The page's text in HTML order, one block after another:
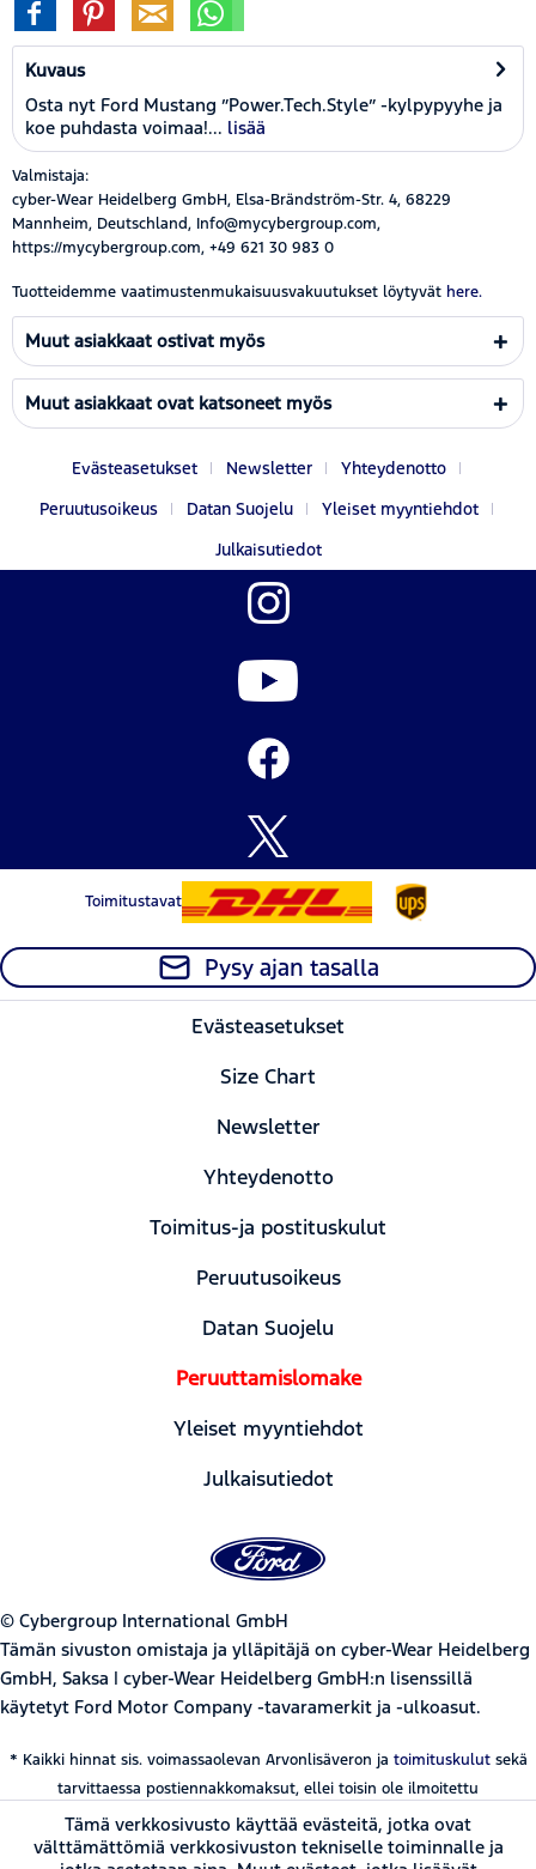
Kuvaus
Osta nyt Ford Mustang ”Power.Tech.Style” -kylpypyyhe ja
koe puhdasta voimaa!... lisää
Valmistaja:
cyber-Wear Heidelberg GmbH, Elsa-Brändström-Str. 4, 68229
Mannheim, Deutschland, Info@mycybergroup.com,
https://mycybergroup.com, +49 621 30 983 0
Tuotteidemme vaatimustenmukaisuusvakuutukset löytyvät here.
Muut asiakkaat ostivat myös
Muut asiakkaat ovat katsoneet myös
Evästeasetukset Newsletter
Yhteydenotto
Peruutusoikeus
Datan Suojelu
Yleiset myyntiehdot
Julkaisutiedot
Toimitustavat
Pysy ajan tasalla
Evästeasetukset
Size Chart
Newsletter
Yhteydenotto
Toimitus-ja postituskulut
Peruutusoikeus
Datan Suojelu
Peruuttamislomake
Yleiset myyntiehdot
Julkaisutiedot
© Cybergroup International GmbH
Tämän sivuston omistaja ja ylläpitäjä on cyber-Wear Heidelberg
GmbH, Saksa | cyber-Wear Heidelberg GmbH:n lisenssillä
käytetyt Ford Motor Company -tavaramerkit ja -ulkoasut.
* Kaikki hinnat sis. voimassaolevan Arvonlisäveron ja toimituskulutsekä
tarvittaessa postiennakkomaksut, ellei toisin ole ilmoitettu
Tämä verkkosivusto käyttää evästeitä, jotka ovat
välttämättömiä verkkosivuston tekniselle toiminnalle ja